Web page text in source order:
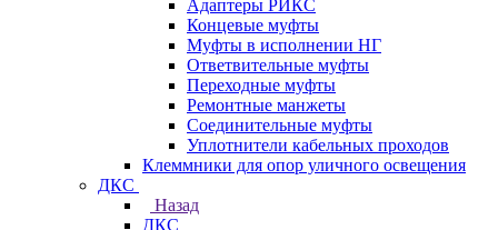
Адаптеры РИКС
Концевые муфты
Муфты в исполнении НГ
Ответвительные муфты
Переходные муфты
Ремонтные манжеты
Соединительные муфты
Уплотнители кабельных проходов
Клеммники для опор уличного освещения
ДКС
Назад
ДКС